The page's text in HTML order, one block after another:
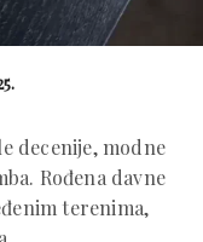
decenije, modne
Rođena davne
terenima,